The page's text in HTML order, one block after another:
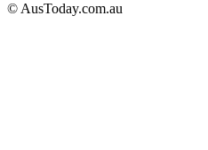
© AusToday.com.au